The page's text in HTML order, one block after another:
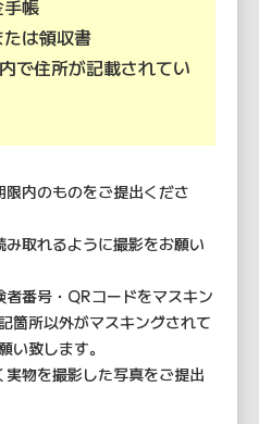
帳
は領収書
で住所が記載されてい
内のものをご提出くださ
取れるように撮影をお願い
番号・QRコードをマスキン
箇所以外がマスキングされて
い致します。
物を撮影した写真をご提出